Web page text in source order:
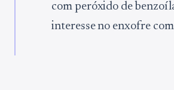
com peróxido de
interesse no enxofre